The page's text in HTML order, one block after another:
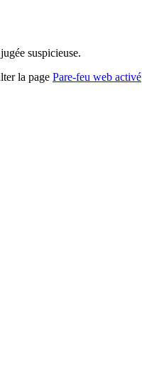
suspicieuse.
la page Pare-feu web activé